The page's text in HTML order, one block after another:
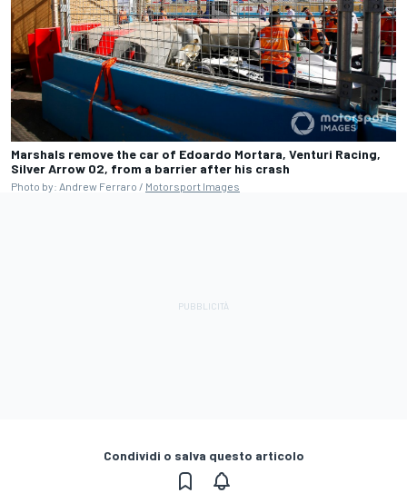
Marshals remove the car of Edoardo Mortara, Venturi Racing,
Silver Arrow 02, from a barrier after his crash
Photo by: Andrew Ferraro / Motorsport Images
Condividi o salva questo articolo